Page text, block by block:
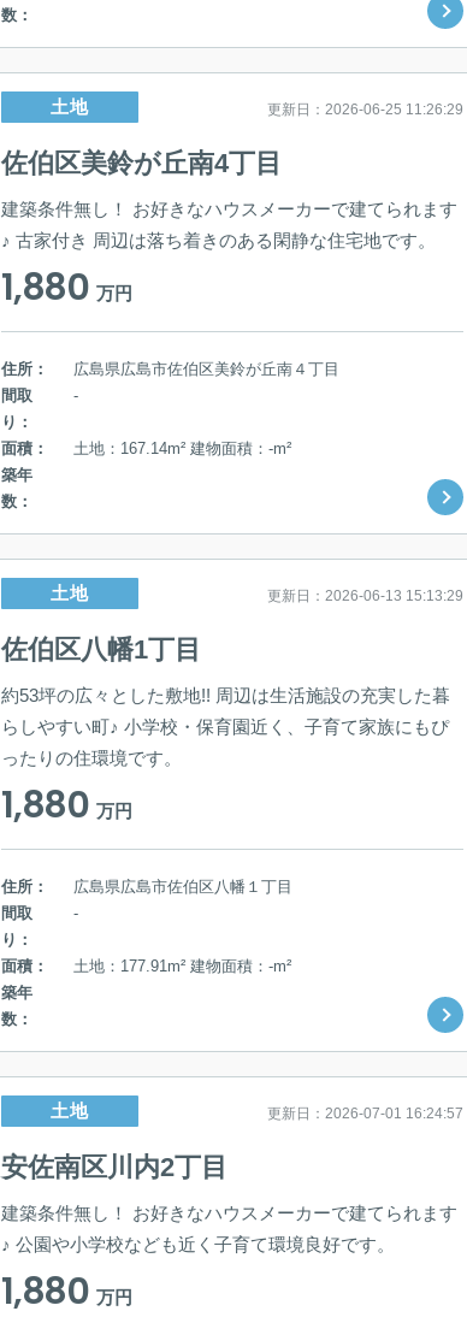
数：
土地 更新日：2026-06-25 11:26:29
佐伯区美鈴が丘南4丁目
建築条件無し！ お好きなハウスメーカーで建てられます
♪ 古家付き 周辺は落ち着きのある閑静な住宅地です。
1,880 万円
住所：
広島県広島市佐伯区美鈴が丘南４丁目
間取
り：
-
面積：
土地：167.14m² 建物面積：-m²
築年
数：
土地 更新日：2026-06-13 15:13:29
佐伯区八幡1丁目
約53坪の広々とした敷地!! 周辺は生活施設の充実した暮
らしやすい町♪ 小学校・保育園近く、子育て家族にもぴ
ったりの住環境です。
1,880 万円
住所：
広島県広島市佐伯区八幡１丁目
間取
り：
-
面積：
土地：177.91m² 建物面積：-m²
築年
数：
土地 更新日：2026-07-01 16:24:57
安佐南区川内2丁目
建築条件無し！ お好きなハウスメーカーで建てられます
♪ 公園や小学校なども近く子育て環境良好です。
1,880 万円